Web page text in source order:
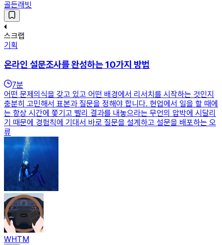
골든래빗
스크랩
기획
온라인 설문조사를 완성하는 10가지 방법
7분
어떤 문제의식을 갖고 있고 어떤 배경에서 리서치를 시작하는 것인지
충분히 고민해서 표본과 질문을 정해야 합니다. 현업에서 일을 할 때에
는 항상 시간에 쫓기고 빨리 결과를 내놓으라는 무언의 압박에 시달리
기 때문에 경험칙에 기대서 바로 질문을 설계하고 설문을 배포하는 오
류
WHTM